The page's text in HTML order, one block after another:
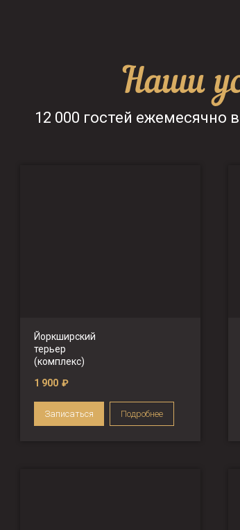
Наши
12 000 гостей ежемесячно в
Йоркширский
терьер
(комплекс)
1 900 ₽
Записаться Подробнее